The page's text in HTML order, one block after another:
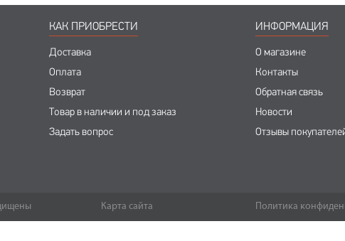
КАК ПРИОБРЕСТИ
Доставка
Оплата
Возврат
Товар в наличии и под заказ
Задать вопрос
ИНФОРМАЦИЯ
О магазине
Контакты
Обратная связь
Новости
Отзывы
Карта сайта Политика